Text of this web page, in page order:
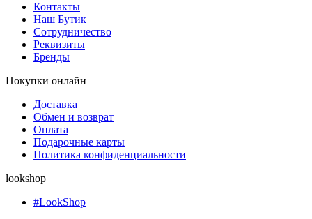
Контакты
Наш Бутик
Сотрудничество
Реквизиты
Бренды
Покупки онлайн
Доставка
Обмен и возврат
Оплата
Подарочные карты
Политика конфиденциальности
lookshop
#LookShop